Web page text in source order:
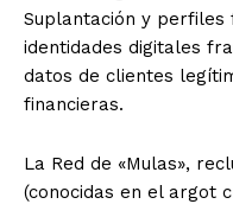
​Suplantación y perfiles
identidades digitales
datos de clientes
financieras.
​La Red de «Mulas»,
(conocidas en el argot